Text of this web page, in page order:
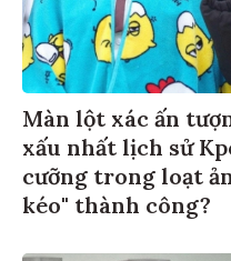
Màn lột xác ấn
xấu nhất lịch sử
cưỡng trong loạt
kéo" thành công?